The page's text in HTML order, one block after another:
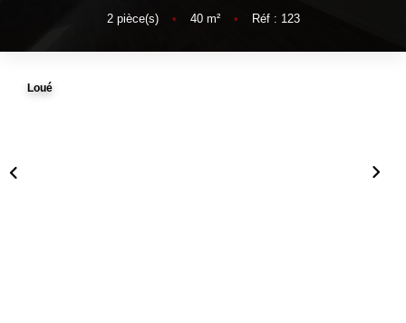
GESTION
2pièce(s) • 40m² • Réf : 123
Loué